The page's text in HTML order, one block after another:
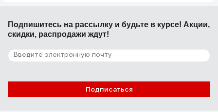
Подпишитесь на рассылку и будьте в курсе! Акции,
скидки, распродажи ждут!
Подписаться